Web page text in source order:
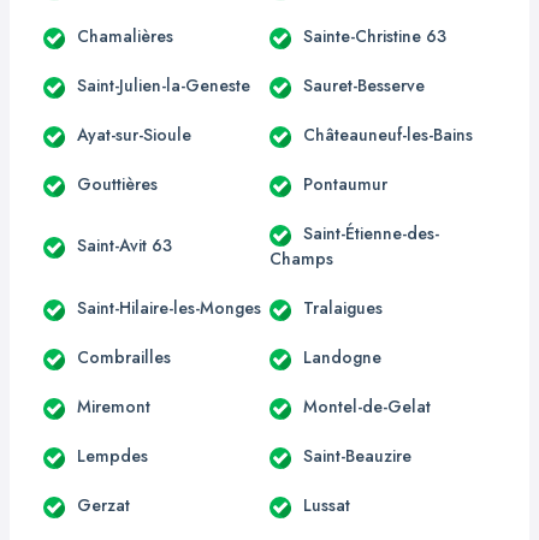
Chamalières Sainte-Christine 63
Saint-Julien-la-Geneste Sauret-Besserve
Ayat-sur-Sioule Châteauneuf-les-Bains
Gouttières Pontaumur
Saint-Avit 63
Saint-Étienne-des-
Champs
Saint-Hilaire-les-Monges Tralaigues
Combrailles Landogne
Miremont Montel-de-Gelat
Lempdes Saint-Beauzire
Gerzat Lussat